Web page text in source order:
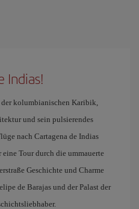
Indias!
der kolumbianischen Karibik,
und sein pulsierendes
nach Cartagena de Indias
Tour durch die ummauerte
Geschichte und Charme
de Barajas und der Palast der